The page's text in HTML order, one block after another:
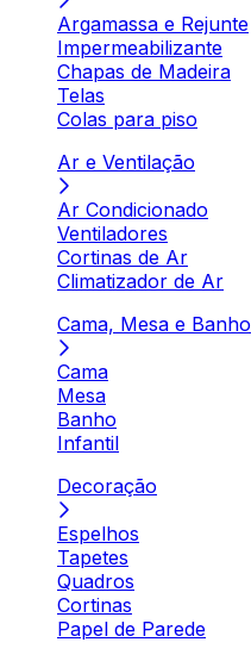
Argamassa e Rejunte
Impermeabilizante
Chapas de Madeira
Telas
Colas para piso
Ar e Ventilação
Ar Condicionado
Ventiladores
Cortinas de Ar
Climatizador de Ar
Cama, Mesa e Banho
Cama
Mesa
Banho
Infantil
Decoração
Espelhos
Tapetes
Quadros
Cortinas
Papel de Parede